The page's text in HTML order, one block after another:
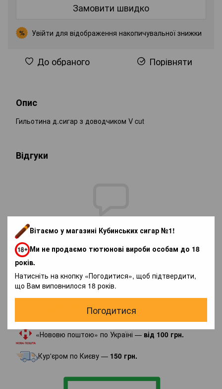
Вітаємо у магазині Кубинських сигар №1!
Ми не продаємо тютюнові вироби особам до 18
років.
Натисніть на кнопку «Погодитися», щоб підтвердити,
що Вам виповнилося 18 років.
Погодитися
Замовити швидко
% Увійти для відображення накопичувальної знижки
До обраного Порівняти
Опис
Гильотина д.сигар з доводчиком V cut
Відгуки
Додайте перший відгук
Доставка Оплата
«Нововю поштою» по Україні — від 100 грн.
Кур'єром по Києву — 150 грн.